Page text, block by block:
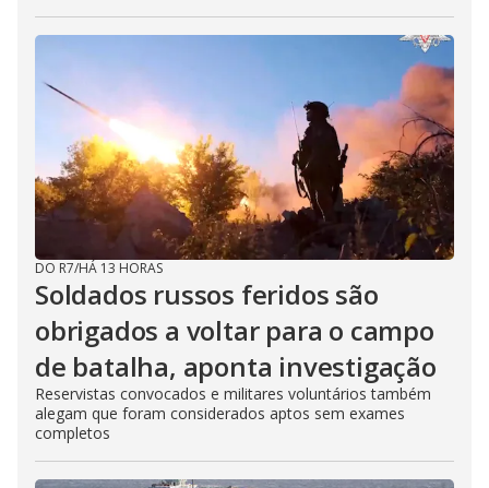
DO R7/HÁ 13 HORAS
Soldados russos feridos são
obrigados a voltar para o campo
de batalha, aponta investigação
Reservistas convocados e militares voluntários também
alegam que foram considerados aptos sem exames
completos